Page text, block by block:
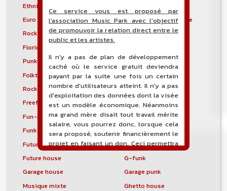
Ethnic electronica
Euro Disco
Musique expérimentale
Rock expérimental
Metal extrême
Florida breaks
Punk folk
Medieval rock
Folktronica
Forest
Rock progressif français
Freakbeat
Freeform hardcore
Freestyle
Fun-punk
Funkstep
Funktronica
Funky house
Future bass
Future garage
Future house
G-funk
Garage house
Garage punk
Musique mixte
Ghetto house
Ce service vous est proposé par
l'association Music Park avec l'objectif
de promouvoir la relation direct entre le
public et les artistes.
Il n'y a pas de plan de développement
caché où le service gratuit deviendra
payant par la suite une fois un certain
nombre d'utilisateurs atteint. Il n'y a pas
d'exploitation des données dont la visée
est un modèle économique. Néanmoins
ma grand mère disait tout travail mérite
salaire, vous pourrez donc, lorsque cela
sera proposé, soutenir financièrement le
projet en faisant un don. Ceci permettra
de financer l'hébergement, le nom de
domaine, les heures de maintenance et
de développement du site, et peut-être
une campagne de communication. Il va